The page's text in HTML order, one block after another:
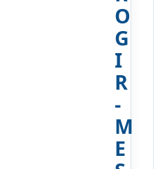
O
G
I
R
-
M
E